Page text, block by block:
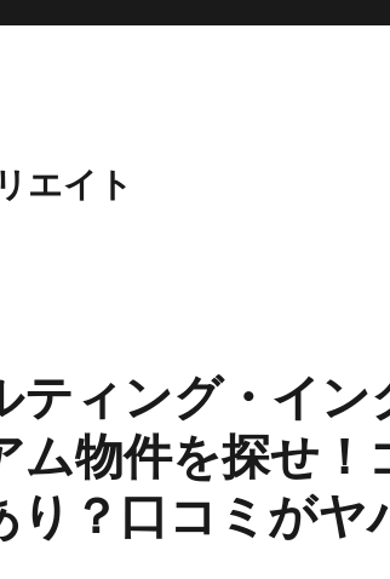
エイト
ティング・イン
ム物件を探せ！
？口コミがヤ